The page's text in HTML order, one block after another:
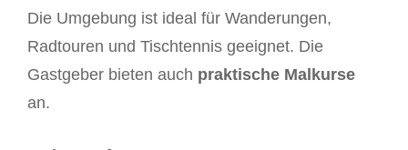
Die Umgebung ist ideal für Wanderungen,
Radtouren und Tischtennis geeignet. Die
Gastgeber bieten auch praktische Malkurse
an.